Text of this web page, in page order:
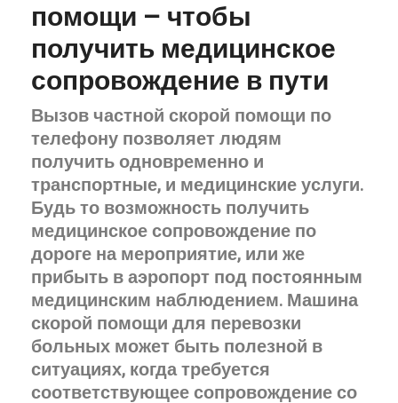
помощи – чтобы
получить медицинское
сопровождение в пути
Вызов частной скорой помощи по
телефону позволяет людям
получить одновременно и
транспортные, и медицинские услуги.
Будь то возможность получить
медицинское сопровождение по
дороге на мероприятие, или же
прибыть в аэропорт под постоянным
медицинским наблюдением. Машина
скорой помощи для перевозки
больных может быть полезной в
ситуациях, когда требуется
соответствующее сопровождение со